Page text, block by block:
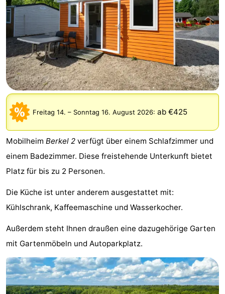
Erwachsene
Übernachten
Appartements
Campingplätze
Ferienhäuser
-
Het
Amsterdamse
Bos
-
Spaarnwoude
Hotels
Zimmer
(mit
Lastminutes
Attraktionen
Sehen
&
-
Freitag 14. – Sonntag 16. August 2026: ab €425
Mobilheim Berkel 2 verfügt über einem Schlafzimmer und
einem Badezimmer. Diese freistehende Unterkunft bietet
Platz für bis zu 2 Personen.
Die Küche ist unter anderem ausgestattet mit:
Kühlschrank, Kaffeemaschine und Wasserkocher.
Außerdem steht Ihnen draußen eine dazugehörige Garten
mit Gartenmöbeln und Autoparkplatz.